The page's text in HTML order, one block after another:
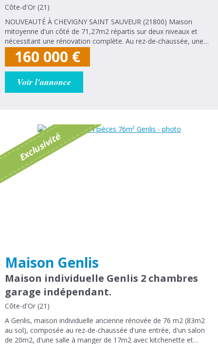
Côte-d'Or (21)
NOUVEAUTÉ À CHEVIGNY SAINT SAUVEUR (21800) Maison
mitoyenne d'un côté de 71,27m2 répartis sur deux niveaux et
nécessitant une rénovation complète. Au rez-de-chaussée, une
entrée avec placard, une séjour d'environ 20m2 donnant accès à
une terrasse extérieur, une...
160 000 €
Voir l'annonce
E
x
c
l
u
s
i
v
i
t
é
Maison Genlis
Maison individuelle Genlis 2 chambres
garage indépendant.
Côte-d'Or (21)
A Genlis, maison individuelle ancienne rénovée de 76 m2 (83m2
au sol), composée au rez-de-chaussée d'une entrée, d'un salon
de 20m2, d'une salle à manger de 17m2 avec kitchenette et